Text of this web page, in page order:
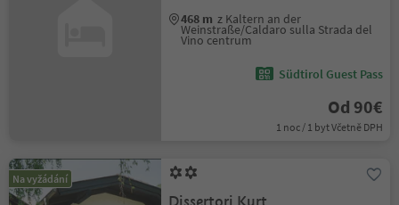
468 m z Kaltern an der
Weinstraße/Caldaro sulla Strada del
Vino centrum
Südtirol Guest Pass
Od 90€
1 noc / 1 byt Včetně DPH
Na vyžádání